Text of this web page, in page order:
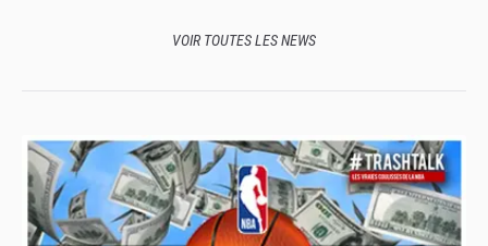
VOIR TOUTES LES NEWS